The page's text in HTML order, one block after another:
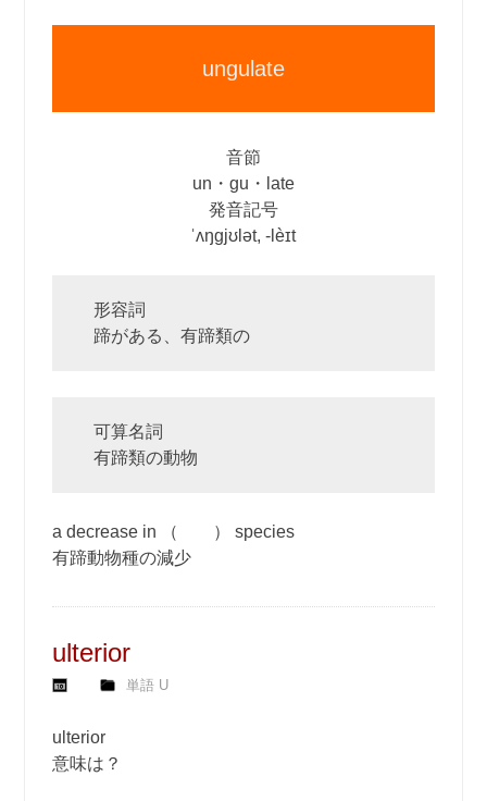
ungulate
音節
un・gu・late
発音記号
ˈʌŋgjʊlət, ‐lèɪt
形容詞
蹄がある、有蹄類の
可算名詞
有蹄類の動物
a decrease in （ ） species
有蹄動物種の減少
ulterior
単語 U
ulterior
意味は？